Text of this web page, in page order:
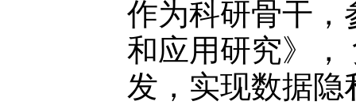
作为科研骨干，
和应用研究》，
发，实现数据